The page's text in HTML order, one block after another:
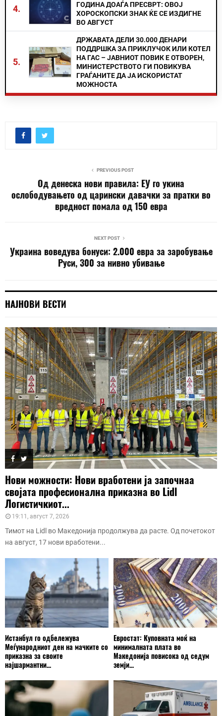
4.
ГОДИНА ДОАЃА ПРЕСВРТ: ОВОЈ
ХОРОСКОПСКИ ЗНАК ЌЕ СЕ ИЗДИГНЕ
ВО АВГУСТ
5.
ДРЖАВАТА ДЕЛИ 30.000 ДЕНАРИ
ПОДДРШКА ЗА ПРИКЛУЧОК ИЛИ КОТЕЛ
НА ГАС – ЈАВНИОТ ПОВИК Е ОТВОРЕН,
МИНИСТЕРСТВОТО ГИ ПОВИКУВА
ГРАЃАНИТЕ ДА ЈА ИСКОРИСТАТ
МОЖНОСТА
PREVIOUS POST
Од денеска нови правила: ЕУ го укина
ослободувањето од царински давачки за пратки во
вредност помала од 150 евра
NEXT POST
Украина воведува бонуси: 2.000 евра за заробување
Руси, 300 за нивно убивање
НАЈНОВИ ВЕСТИ
Нови можности: Нови вработени ја започнаа
својата професионална приказна во Lidl
Логистичкиот...
19:11, август 7, 2026
Тимот на Lidl во Македонија продолжува да расте. Од почетокот
на август, 17 нови вработени...
Истанбул го одбележува
Меѓународниот ден на мачките со
приказна за своите
најшармантни...
Евростат: Куповната моќ на
минималната плата во
Македонија повисока од седум
земји...